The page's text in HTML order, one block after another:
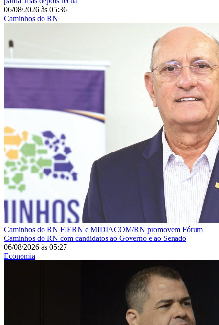
06/08/2026 às 05:36
Caminhos do RN
Caminhos do RN FIERN e MIDIACOM/RN promovem Fórum
Caminhos do RN com candidatos ao Governo e ao Senado
06/08/2026 às 05:27
Economia